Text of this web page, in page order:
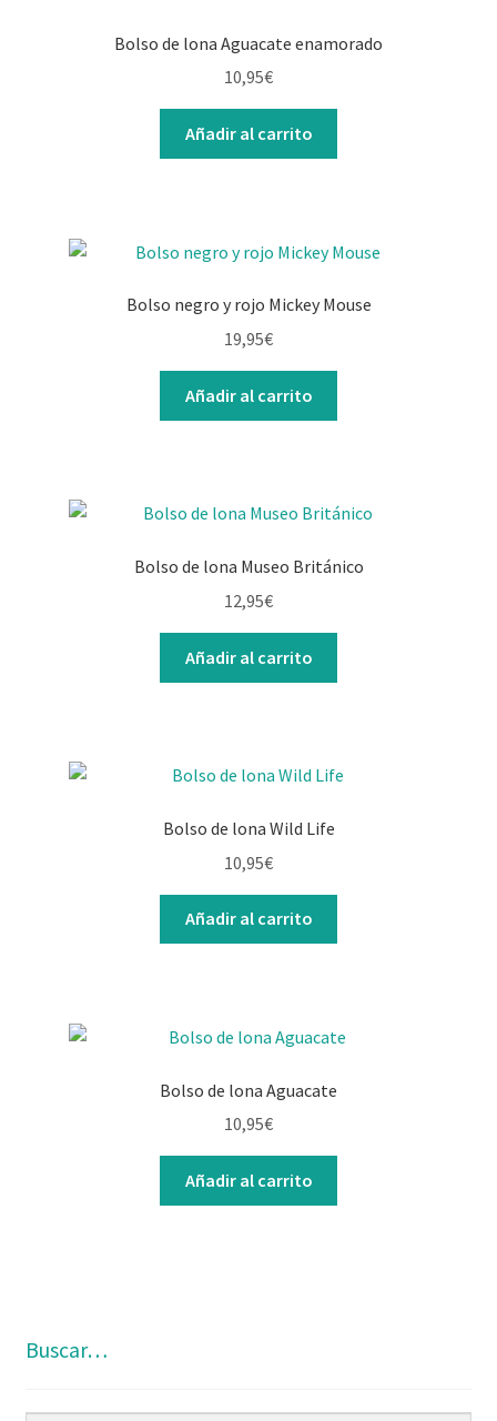
Bolso de lona Aguacate enamorado
10,95€
Añadir al carrito
Bolso negro y rojo Mickey Mouse
19,95€
Añadir al carrito
Bolso de lona Museo Británico
12,95€
Añadir al carrito
Bolso de lona Wild Life
10,95€
Añadir al carrito
Bolso de lona Aguacate
10,95€
Añadir al carrito
Buscar…